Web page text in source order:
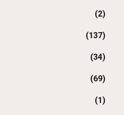
(2)
(137)
(34)
(69)
(1)